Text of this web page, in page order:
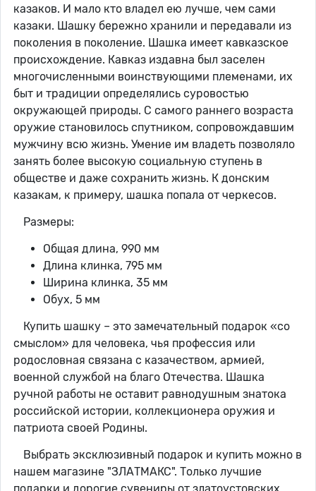
казаков. И мало кто владел ею лучше, чем сами
казаки. Шашку бережно хранили и передавали из
поколения в поколение. Шашка имеет кавказское
происхождение. Кавказ издавна был заселен
многочисленными воинствующими племенами, их
быт и традиции определялись суровостью
окружающей природы. С самого раннего возраста
оружие становилось спутником, сопровождавшим
мужчину всю жизнь. Умение им владеть позволяло
занять более высокую социальную ступень в
обществе и даже сохранить жизнь. К донским
казакам, к примеру, шашка попала от черкесов.
Размеры:
Общая длина, 990 мм
Длина клинка, 795 мм
Ширина клинка, 35 мм
Обух, 5 мм
Купить шашку – это замечательный подарок «со
смыслом» для человека, чья профессия или
родословная связана с казачеством, армией,
военной службой на благо Отечества. Шашка
ручной работы не оставит равнодушным знатока
российской истории, коллекционера оружия и
патриота своей Родины.
Выбрать эксклюзивный подарок и купить можно в
нашем магазине "ЗЛАТМАКС". Только лучшие